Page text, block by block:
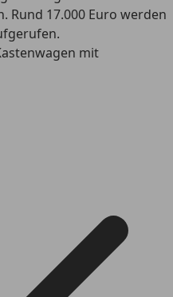
Rund 17.000 Euro werden
mit